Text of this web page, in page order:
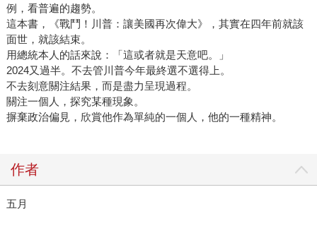
例，看普遍的趨勢。
這本書，《戰鬥！川普：讓美國再次偉大》，其實在四年前就該
面世，就該結束。
用總統本人的話來說：「這或者就是天意吧。」
2024又過半。不去管川普今年最終選不選得上。
不去刻意關注結果，而是盡力呈現過程。
關注一個人，探究某種現象。
摒棄政治偏見，欣賞他作為單純的一個人，他的一種精神。
作者
五月